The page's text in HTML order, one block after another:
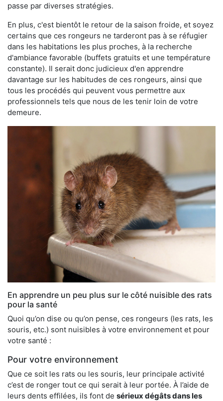
passe par diverses stratégies.
En plus, c'est bientôt le retour de la saison froide, et soyez
certains que ces rongeurs ne tarderont pas à se réfugier
dans les habitations les plus proches, à la recherche
d'ambiance favorable (buffets gratuits et une température
constante). Il serait donc judicieux d'en apprendre
davantage sur les habitudes de ces rongeurs, ainsi que
tous les procédés qui peuvent vous permettre aux
professionnels tels que nous de les tenir loin de votre
demeure.
En apprendre un peu plus sur le côté nuisible des rats
pour la santé
Quoi qu’on dise ou qu’on pense, ces rongeurs (les rats, les
souris, etc.) sont nuisibles à votre environnement et pour
votre santé :
Pour votre environnement
Que ce soit les rats ou les souris, leur principale activité
c’est de ronger tout ce qui serait à leur portée. À l’aide de
leurs dents effilées, ils font de sérieux dégâts dans les